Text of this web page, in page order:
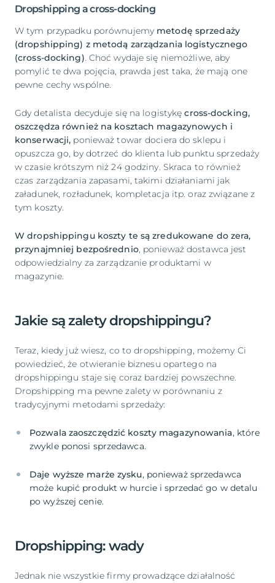
Dropshipping a cross-docking
W tym przypadku porównujemy metodę sprzedaży
(dropshipping) z metodą zarządzania logistycznego
(cross-docking). Choć wydaje się niemożliwe, aby
pomylić te dwa pojęcia, prawda jest taka, że mają one
pewne cechy wspólne.
Gdy detalista decyduje się na logistykęcross-docking,
oszczędza również na kosztach magazynowych i
konserwacji, ponieważ towar dociera do sklepu i
opuszcza go, by dotrzeć do klienta lub punktu sprzedaży
w czasie krótszym niż 24 godziny. Skraca to również
czas zarządzania zapasami, takimi działaniami jak
załadunek, rozładunek, kompletacja itp. oraz związane z
tym koszty.
W dropshippingu koszty te są zredukowane do zera,
przynajmniej bezpośrednio, ponieważ dostawca jest
odpowiedzialny za zarządzanie produktami w
magazynie.
Jakie są zalety dropshippingu?
Teraz, kiedy już wiesz, co to dropshipping, możemy Ci
powiedzieć, że otwieranie biznesu opartego na
dropshippingu staje się coraz bardziej powszechne.
Dropshipping ma pewne zalety w porównaniu z
tradycyjnymi metodami sprzedaży:
Pozwala zaoszczędzić koszty magazynowania, które
zwykle ponosi sprzedawca.
Daje wyższe marże zysku, ponieważ sprzedawca
może kupić produkt w hurcie i sprzedać go w detalu
po wyższej cenie.
Dropshipping: wady
Jednak nie wszystkie firmy prowadzące działalność